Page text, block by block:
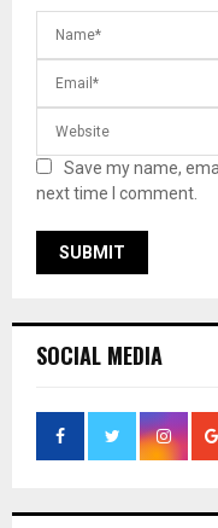
Save my name,
next time I comment.
SOCIAL MEDIA